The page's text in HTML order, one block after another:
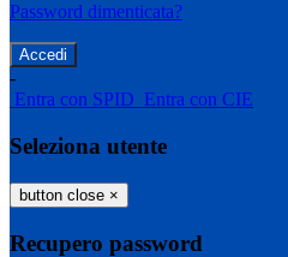
Password dimenticata?
-
Entra con SPID Entra con CIE
Seleziona utente
button close ×
Recupero password